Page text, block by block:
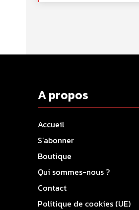
A propos
Accueil
S’abonner
Boutique
Qui sommes-nous ?
Contact
Politique de cookies (UE)